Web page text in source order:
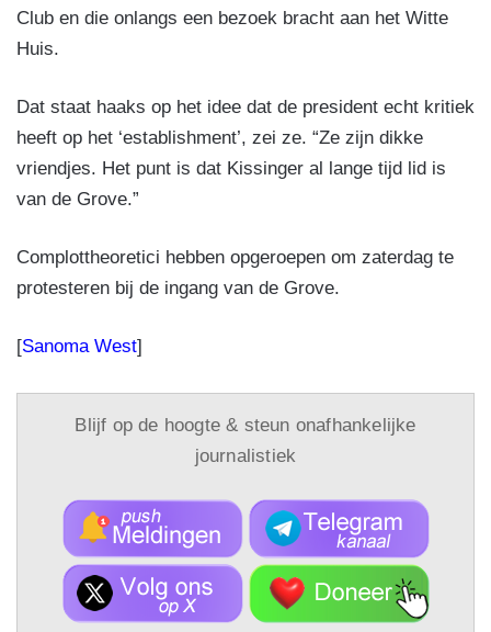
Club en die onlangs een bezoek bracht aan het Witte
Huis.
Dat staat haaks op het idee dat de president echt kritiek
heeft op het ‘establishment’, zei ze. “Ze zijn dikke
vriendjes. Het punt is dat Kissinger al lange tijd lid is
van de Grove.”
Complottheoretici hebben opgeroepen om zaterdag te
protesteren bij de ingang van de Grove.
[Sanoma West]
Blijf op de hoogte & steun onafhankelijke
journalistiek